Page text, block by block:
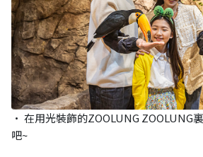
• 在用光裝飾的ZOOLUNG ZOOLUNG
吧~